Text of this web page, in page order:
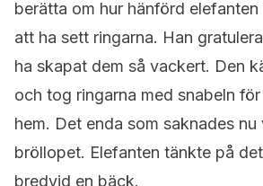
berätta om hur hänförd
att ha sett ringarna. Han
ha skapat dem så vackert. Den
och tog ringarna med snabeln
hem. Det enda som saknades
bröllopet. Elefanten tänkte på
bredvid en bäck.